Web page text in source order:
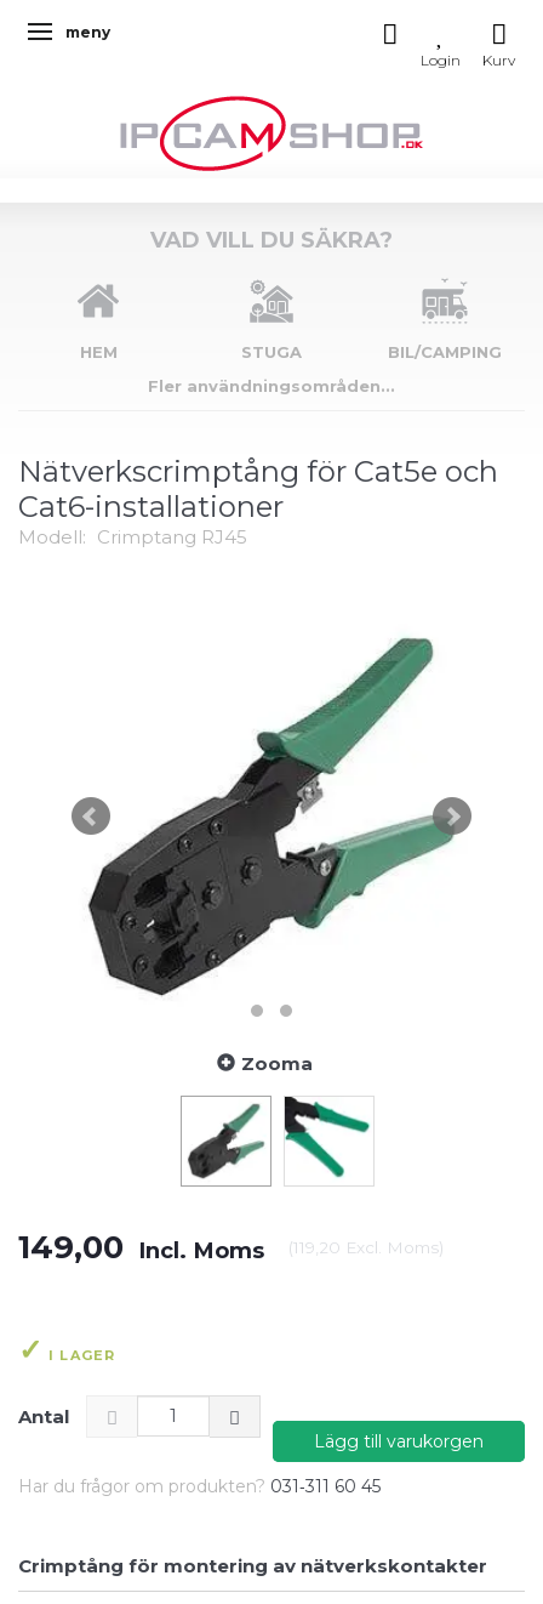
Ändra navigering
meny
VAD VILL DU SÄKRA?
HEM STUGA
BIL/CAMPING
Fler användningsområden...
Nätverkscrimptång för Cat5e och
Cat6-installationer
Modell: Crimptang RJ45
Zooma
149,00 Incl. Moms (119,20 Excl. Moms)
I LAGER
Antal
Lägg till varukorgen
Har du frågor om produkten? 031‑311 60 45
Crimptång för montering av nätverkskontakter